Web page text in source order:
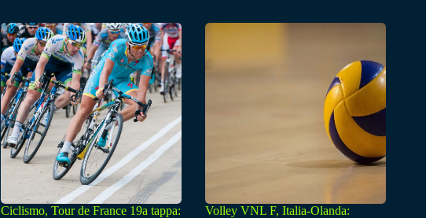
Ciclismo, Tour de France 19a tappa: Volley VNL F, Italia-Olanda: